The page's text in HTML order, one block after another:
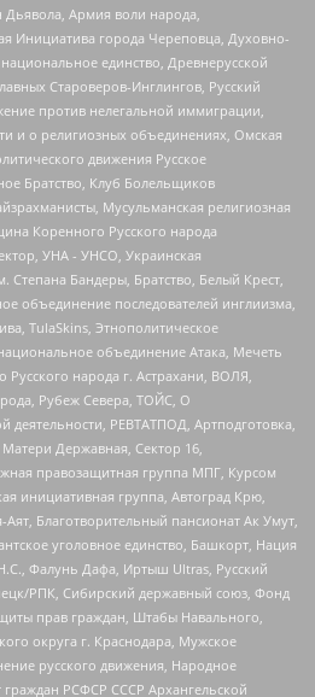
Армия воли народа,
Инициатива города Череповца, Духовно-
единство, Древнерусской
Староверов-Инглингов, Русский
против нелегальной иммиграции,
и о религиозных объединениях, Омская
движения Русское
Братство, Клуб Болельщиков
Мусульманская религиозная
Коренного Русского народа
УНА - УНСО, Украинская
Степана Бандеры, Братство, Белый Крест,
объединение последователей инглиизма,
TulaSkins, Этнополитическое
объединение Атака, Мечеть
народа г. Астрахани, ВОЛЯ,
Рубеж Севера, ТОЙС, О
деятельности, РЕВТАТПОД, Артподготовка,
Державная, Сектор 16,
правозащитная группа МПГ, Курсом
инициативная группа, Автоград Крю,
Благотворительный пансионат Ак Умут,
уголовное единство, Башкорт, Нация
Фалунь Дафа, Иртыш Ultras, Русский
РПК, Сибирский державный союз, Фонд
прав граждан, Штабы Навального,
округа г. Краснодара, Мужское
русского движения, Народное
РСФСР СССР Архангельской